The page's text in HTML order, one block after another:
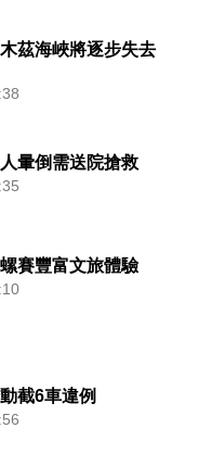
茲海峽將逐步失去
暈倒需送院搶救
賽豐富文旅體驗
截6車違例